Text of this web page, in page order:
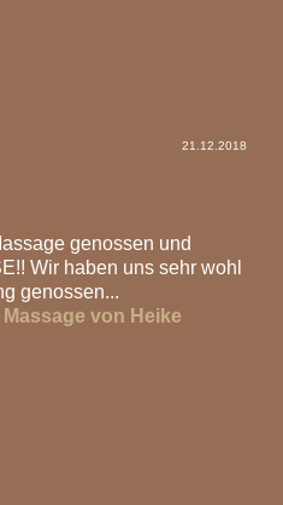
21.12.2018
genossen und
Wir haben uns sehr wohl
genossen...
von Heike